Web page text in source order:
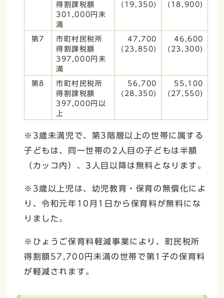
得割課税額
301,000円未
満
(19,350)
(18,900)
第7
市町村民税所
得割課税額
397,000円未
満
47,700
(23,850)
46,600
(23,300)
第8
市町村民税所
得割課税額
397,000円以
上
56,700
(28,350)
55,100
(27,550)
※3歳未満児で、第3階層以上の世帯に属する
子どもは、同一世帯の2人目の子どもは半額
（カッコ内）、3人目以降は無料となります。
※3歳以上児は、幼児教育・保育の無償化によ
り、令和元年10月1日から保育料が無料にな
りました。
※ひょうご保育料軽減事業により、町民税所
得割額57,700円未満の世帯で第1子の保育料
が軽減されます。